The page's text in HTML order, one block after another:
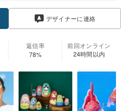
デザイナーに連絡
返信率
78%
前回オンライン
24時間以内